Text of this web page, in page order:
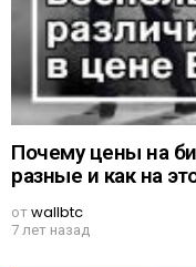
Почему цены на
разные и как на
отwallbtc
7 лет назад